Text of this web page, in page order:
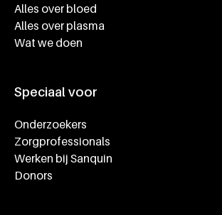
Alles over bloed
Alles over plasma
Wat we doen
Speciaal voor
Onderzoekers
Zorgprofessionals
Werken bij Sanquin
Donors